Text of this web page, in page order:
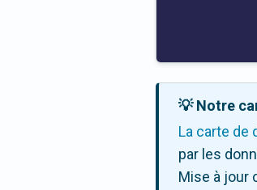
💡 Notre
La carte de
par les
Mise à jour